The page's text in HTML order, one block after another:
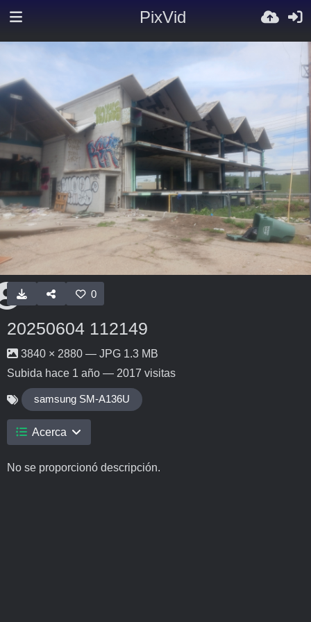
PixVid
0
20250604 112149
3840 × 2880 — JPG 1.3 MB
Subida hace 1 año — 2017 visitas
samsung SM-A136U
Acerca
No se proporcionó descripción.